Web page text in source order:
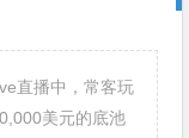
直播中，常客玩
美元的底池